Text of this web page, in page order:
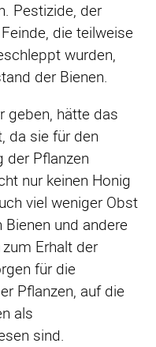
Pestizide, der
die teilweise
wurden,
der Bienen.
geben, hätte das
da sie für den
der Pflanzen
nur keinen Honig
viel weniger Obst
und andere
Erhalt der
für die
Pflanzen, auf die
als
sind.